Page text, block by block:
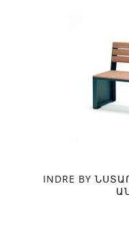
INDRE BY